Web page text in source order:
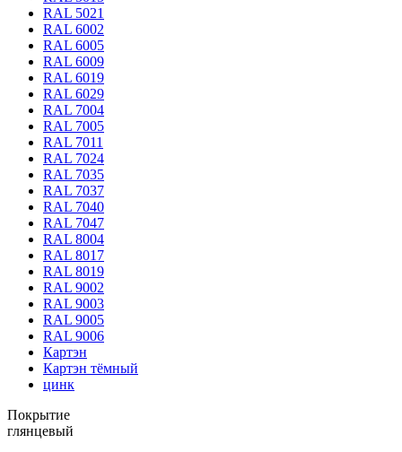
RAL 5021
RAL 6002
RAL 6005
RAL 6009
RAL 6019
RAL 6029
RAL 7004
RAL 7005
RAL 7011
RAL 7024
RAL 7035
RAL 7037
RAL 7040
RAL 7047
RAL 8004
RAL 8017
RAL 8019
RAL 9002
RAL 9003
RAL 9005
RAL 9006
Картэн
Картэн тёмный
цинк
Покрытие
глянцевый